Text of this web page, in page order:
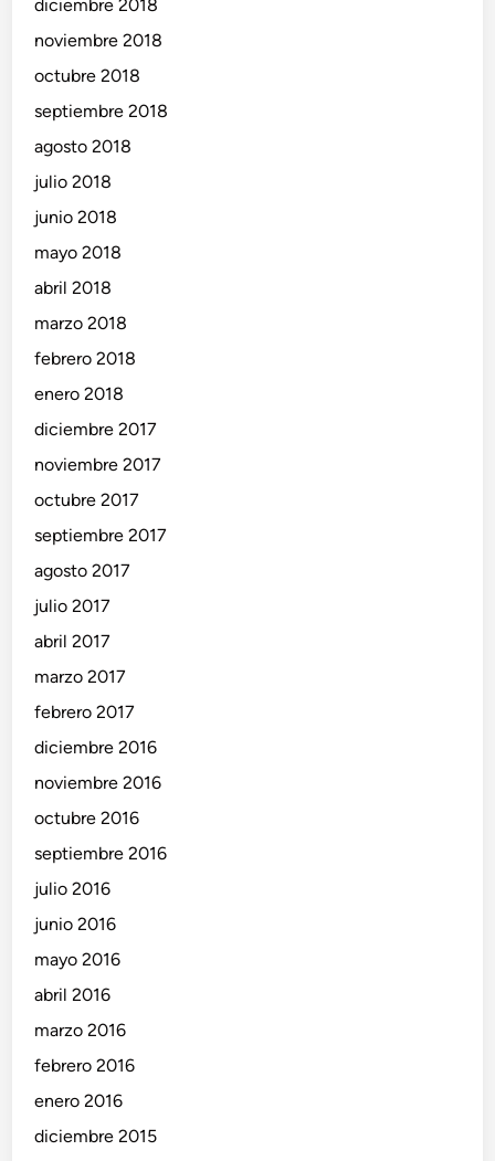
diciembre 2018
noviembre 2018
octubre 2018
septiembre 2018
agosto 2018
julio 2018
junio 2018
mayo 2018
abril 2018
marzo 2018
febrero 2018
enero 2018
diciembre 2017
noviembre 2017
octubre 2017
septiembre 2017
agosto 2017
julio 2017
abril 2017
marzo 2017
febrero 2017
diciembre 2016
noviembre 2016
octubre 2016
septiembre 2016
julio 2016
junio 2016
mayo 2016
abril 2016
marzo 2016
febrero 2016
enero 2016
diciembre 2015